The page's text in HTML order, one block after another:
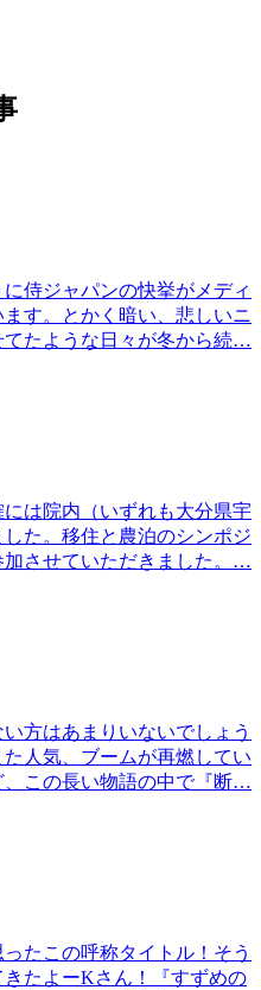
侍ジャパンの快挙がメディ
す。とかく暗い、悲しいニ
てたような日々が冬から続…
は院内（いずれも大分県宇
た。移住と農泊のシンポジ
加させていただきました。…
方はあまりいないでしょう
人気、ブームが再燃してい
、この長い物語の中で『断…
たこの呼称タイトル！そう
たよーKさん！『すずめの